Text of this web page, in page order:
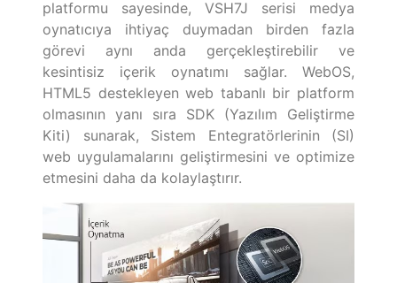
platformu sayesinde, VSH7J serisi medya
oynatıcıya ihtiyaç duymadan birden fazla
görevi aynı anda gerçekleştirebilir ve
kesintisiz içerik oynatımı sağlar. WebOS,
HTML5 destekleyen web tabanlı bir platform
olmasının yanı sıra SDK (Yazılım Geliştirme
Kiti) sunarak, Sistem Entegratörlerinin (SI)
web uygulamalarını geliştirmesini ve optimize
etmesini daha da kolaylaştırır.